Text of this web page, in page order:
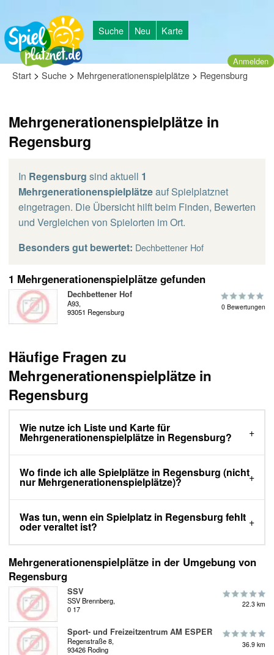
Suche Neu Karte
Anmelden
Start > Suche > Mehrgenerationenspielplätze > Regensburg
Mehrgenerationenspielplätze in
Regensburg
In Regensburg sind aktuell 1
Mehrgenerationenspielplätzeauf Spielplatznet
eingetragen. Die Übersicht hilft beim Finden, Bewerten
und Vergleichen von Spielorten im Ort.
Besonders gut bewertet: Dechbettener Hof
1 Mehrgenerationenspielplätze gefunden
Dechbettener Hof
A93,
93051 Regensburg
0 Bewertungen
Häufige Fragen zu
Mehrgenerationenspielplätze in
Regensburg
Wie nutze ich Liste und Karte für
Mehrgenerationenspielplätze in Regensburg?
Wo finde ich alle Spielplätze in Regensburg (nicht
nur Mehrgenerationenspielplätze)?
Was tun, wenn ein Spielplatz in Regensburg fehlt
oder veraltet ist?
Mehrgenerationenspielplätze in der Umgebung von
Regensburg
SSV
SSV Brennberg,
0 17
22.3 km
Sport- und Freizeitzentrum AM ESPER
Regenstraße 8,
93426 Roding
36.9 km